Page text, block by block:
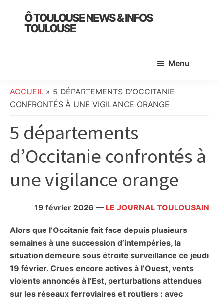
primary
Ô TOULOUSE NEWS & INFOS
TOULOUSE
:
info
société,
culture,
politique,
faits
citoyennes
Menu
ACCUEIL » 5 DÉPARTEMENTS D’OCCITANIE
CONFRONTÉS À UNE VIGILANCE ORANGE
5 départements
d’Occitanie confrontés à
une vigilance orange
19 février 2026 — LE JOURNAL TOULOUSAIN
Alors que l’Occitanie fait face depuis plusieurs
semaines à une succession d’intempéries, la
situation demeure sous étroite surveillance ce jeudi
19 février. Crues encore actives à l’Ouest, vents
violents annoncés à l’Est, perturbations attendues
sur les réseaux ferroviaires et routiers : avec